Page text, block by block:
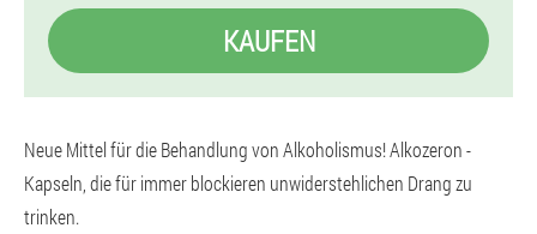
KAUFEN
Neue Mittel für die Behandlung von Alkoholismus! Alkozeron -
Kapseln, die für immer blockieren unwiderstehlichen Drang zu
trinken.